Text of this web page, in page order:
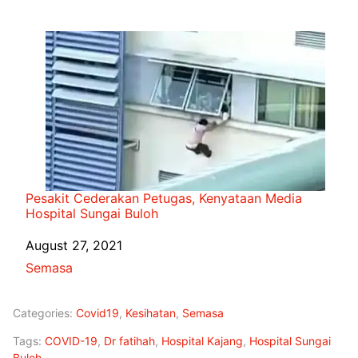
Pesakit Cederakan Petugas, Kenyataan Media
Hospital Sungai Buloh
Date
August 27, 2021
In relation to
Semasa
Categories: Covid19, Kesihatan, Semasa
Tags: COVID-19, Dr fatihah, Hospital Kajang, Hospital Sungai